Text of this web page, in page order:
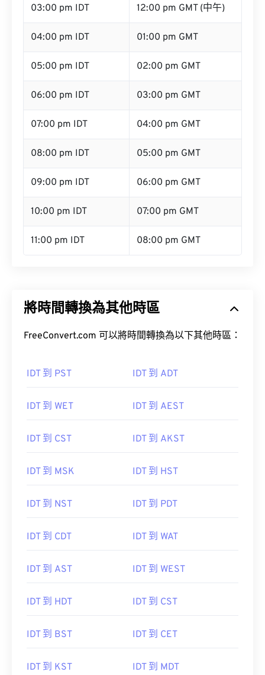
03:00 pm IDT 12:00 pm GMT (中午)
04:00 pm IDT 01:00 pm GMT
05:00 pm IDT 02:00 pm GMT
06:00 pm IDT 03:00 pm GMT
07:00 pm IDT 04:00 pm GMT
08:00 pm IDT 05:00 pm GMT
09:00 pm IDT 06:00 pm GMT
10:00 pm IDT 07:00 pm GMT
11:00 pm IDT 08:00 pm GMT
將時間轉換為其他時區
FreeConvert.com 可以將時間轉換為以下其他時區：
IDT 到 PST IDT 到 ADT
IDT 到 WET IDT 到 AEST
IDT 到 CST IDT 到 AKST
IDT 到 MSK IDT 到 HST
IDT 到 NST IDT 到 PDT
IDT 到 CDT IDT 到 WAT
IDT 到 AST IDT 到 WEST
IDT 到 HDT IDT 到 CST
IDT 到 BST IDT 到 CET
IDT 到 KST IDT 到 MDT